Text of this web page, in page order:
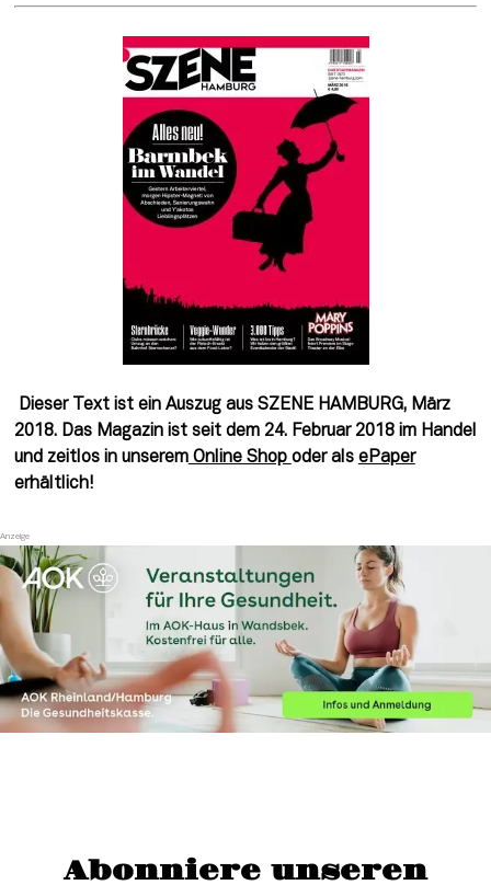
Dieser Text ist ein Auszug aus SZENE HAMBURG, März
2018. Das Magazin ist seit dem 24. Februar 2018 im Handel
und zeitlos in unseremOnline Shop oder als ePaper
erhältlich!
Abonniere unseren